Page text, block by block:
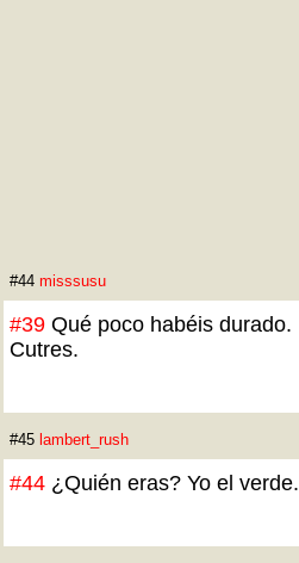
#44 misssusu
#39 Qué poco habéis durado.
Cutres.
#45 lambert_rush
#44 ¿Quién eras? Yo el verde.